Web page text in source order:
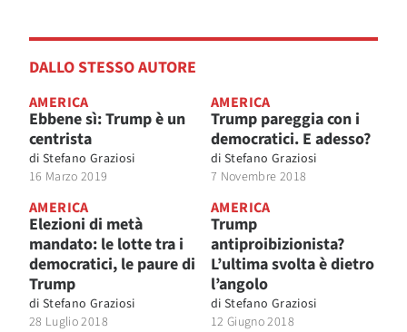
DALLO STESSO AUTORE
AMERICA
Ebbene sì: Trump è un
centrista
di Stefano Graziosi
16 Marzo 2019
AMERICA
Trump pareggia con i
democratici. E adesso?
di Stefano Graziosi
7 Novembre 2018
AMERICA
Elezioni di metà
mandato: le lotte tra i
democratici, le paure di
Trump
di Stefano Graziosi
28 Luglio 2018
AMERICA
Trump
antiproibizionista?
L’ultima svolta è dietro
l’angolo
di Stefano Graziosi
12 Giugno 2018